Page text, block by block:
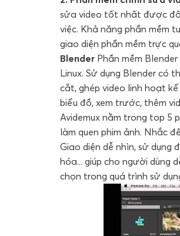
sửa video tốt nhất được
việc. Khả năng phần mềm
giao diện phần mềm trực
Blender Phần mềm
Linux. Sử dụng Blender có
cắt, ghép video linh hoạt
biểu đồ, xem trước, thêm
Avidemux nằm trong top 5
làm quen phim ảnh. Nhắc
Giao diện dễ nhìn, sử dụng
hóa... giúp cho người dùng
chọn trong quá trình sử